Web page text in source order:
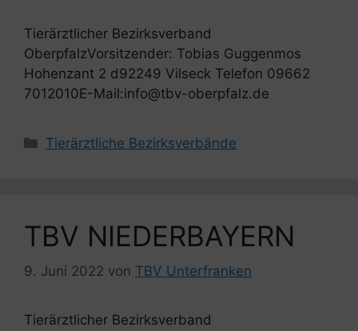
Tierärztlicher Bezirksverband
OberpfalzVorsitzender: Tobias Guggenmos
Hohenzant 2 d92249 Vilseck Telefon 09662
7012010E-Mail:info@tbv-oberpfalz.de
Kategorien
Tierärztliche Bezirksverbände
TBV NIEDERBAYERN
9. Juni 2022 von TBV Unterfranken
Tierärztlicher Bezirksverband